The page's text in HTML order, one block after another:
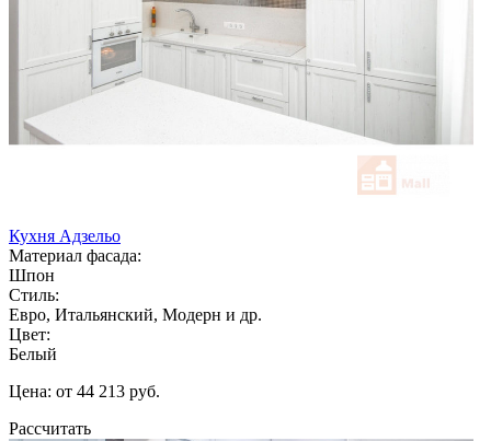
Кухня Адзельо
Материал фасада:
Шпон
Стиль:
Евро, Итальянский, Модерн и др.
Цвет:
Белый
Цена: от 44 213 руб.
Рассчитать